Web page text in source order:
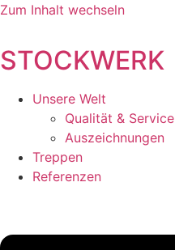
Zum Inhalt wechseln
STOCKWERK
Unsere Welt
Qualität & Service
Auszeichnungen
Treppen
Referenzen